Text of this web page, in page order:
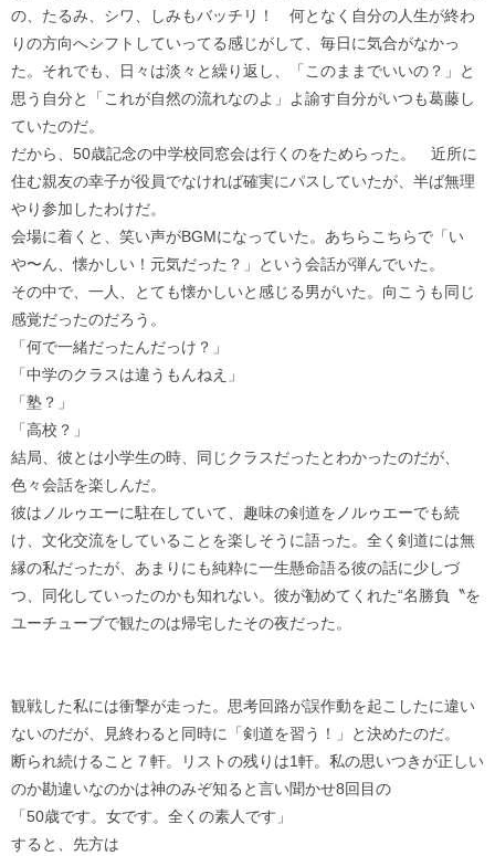
の、たるみ、シワ、しみもバッチリ！ 何となく自分の人生が終わ
りの方向へシフトしていってる感じがして、毎日に気合がなかっ
た。それでも、日々は淡々と繰り返し、「このままでいいの？」と
思う自分と「これが自然の流れなのよ」よ諭す自分がいつも葛藤し
ていたのだ。
だから、50歳記念の中学校同窓会は行くのをためらった。 近所に
住む親友の幸子が役員でなければ確実にパスしていたが、半ば無理
やり参加したわけだ。
会場に着くと、笑い声がBGMになっていた。あちらこちらで「い
や〜ん、懐かしい！元気だった？」という会話が弾んでいた。
その中で、一人、とても懐かしいと感じる男がいた。向こうも同じ
感覚だったのだろう。
「何で一緒だったんだっけ？」
「中学のクラスは違うもんねえ」
「塾？」
「高校？」
結局、彼とは小学生の時、同じクラスだったとわかったのだが、
色々会話を楽しんだ。
彼はノルゥエーに駐在していて、趣味の剣道をノルゥエーでも続
け、文化交流をしていることを楽しそうに語った。全く剣道には無
縁の私だったが、あまりにも純粋に一生懸命語る彼の話に少しづ
つ、同化していったのかも知れない。彼が勧めてくれた“名勝負〝を
ユーチューブで観たのは帰宅したその夜だった。
観戦した私には衝撃が走った。思考回路が誤作動を起こしたに違い
ないのだが、見終わると同時に「剣道を習う！」と決めたのだ。
断られ続けること７軒。リストの残りは1軒。私の思いつきが正しい
のか勘違いなのかは神のみぞ知ると言い聞かせ8回目の
「50歳です。女です。全くの素人です」
すると、先方は